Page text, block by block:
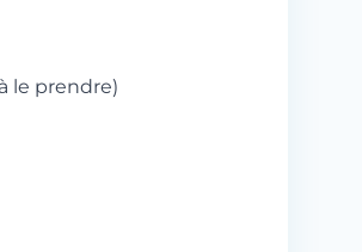
le prendre)